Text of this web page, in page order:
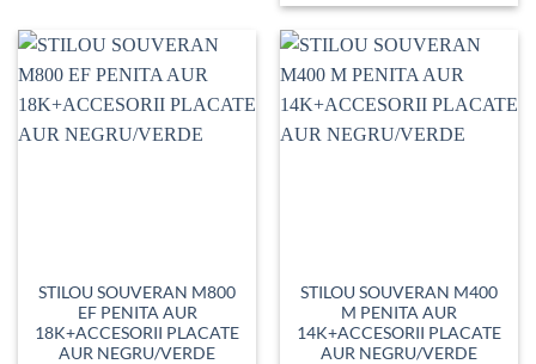
STILOU SOUVERAN M800
EF PENITA AUR
18K+ACCESORII PLACATE
AUR NEGRU/VERDE
STILOU SOUVERAN M400
M PENITA AUR
14K+ACCESORII PLACATE
AUR NEGRU/VERDE